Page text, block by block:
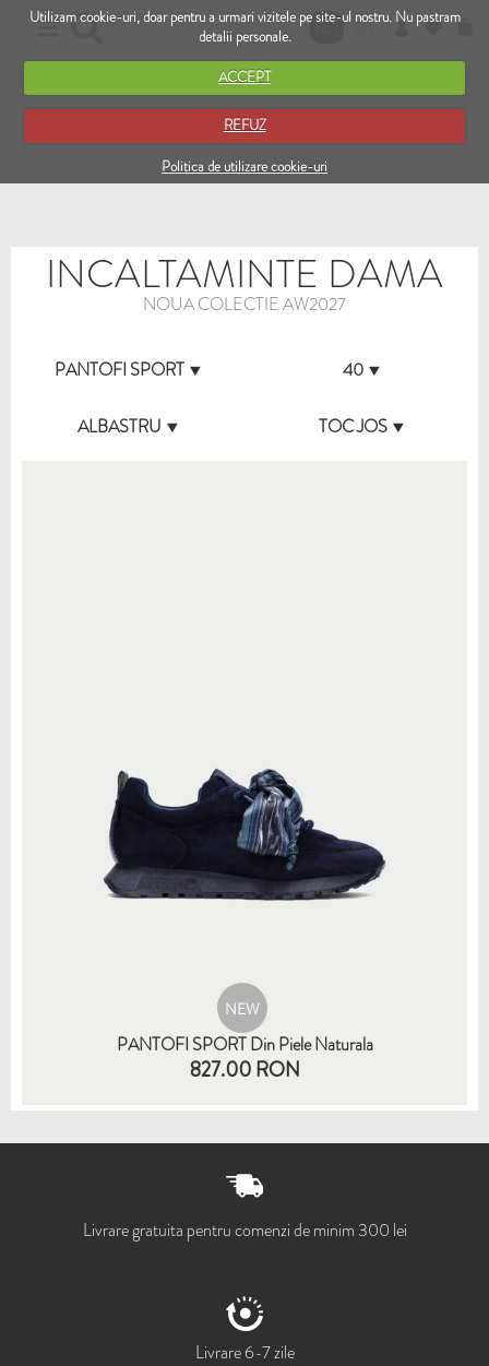
Utilizam cookie-uri, doar pentru a urmari vizitele pe site-ul nostru. Nu pastram
detalii personale.
ACCEPT
REFUZ
Politica de utilizare cookie-uri
RO EN
INCALTAMINTE DAMA
NOUA COLECTIE AW2027
PANTOFI SPORT 40
ALBASTRU TOC JOS
NEW
PANTOFI SPORT Din Piele Naturala
827.00 RON
Livrare gratuita pentru comenzi de minim 300 lei
Livrare 6-7 zile